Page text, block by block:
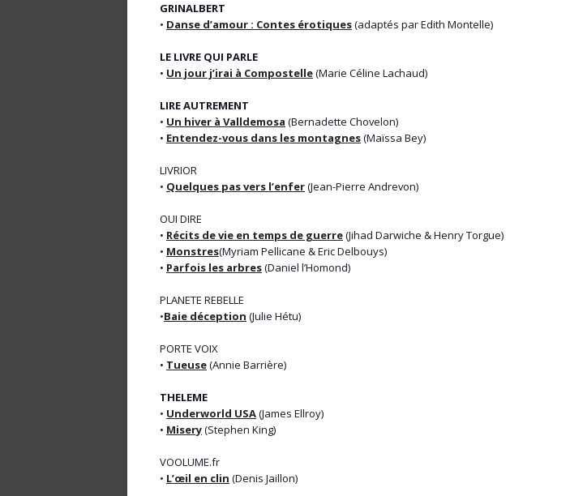
GRINALBERT
• Danse d’amour : Contes érotiques(adaptés par Edith Montelle)
LE LIVRE QUI PARLE
• Un jour j’irai à Compostelle(Marie Céline Lachaud)
LIRE AUTREMENT
• Un hiver à Valldemosa (Bernadette Chovelon)
• Entendez-vous dans les montagnes(Maïssa Bey)
LIVRIOR
• Quelques pas vers l’enfer(Jean-Pierre Andrevon)
OUI DIRE
• Récits de vie en temps de guerre(Jihad Darwiche & Henry Torgue)
• Monstres(Myriam Pellicane & Eric Delbouys)
• Parfois les arbres(Daniel l’Homond)
PLANETE REBELLE
•Baie déception (Julie Hétu)
PORTE VOIX
• Tueuse(Annie Barrière)
THELEME
• Underworld USA(James Ellroy)
• Misery(Stephen King)
VOOLUME.fr
• L’œil en clin (Denis Jaillon)